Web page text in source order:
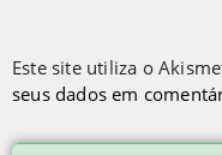
Este site utiliza o
seus dados em